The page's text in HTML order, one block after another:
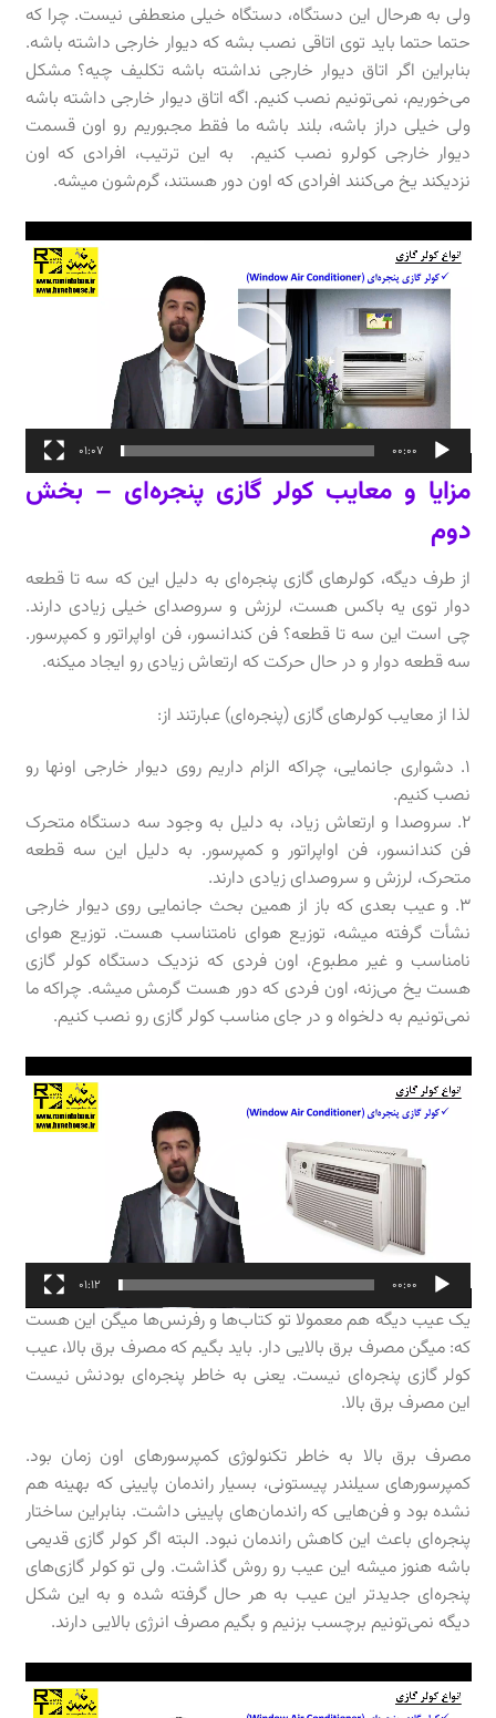
ولی به هرحال این دستگاه، دستگاه خیلی منعطفی نیست. چرا که
حتما حتما باید توی اتاقی نصب بشه که دیوار خارجی داشته باشه.
بنابراین اگر اتاق دیوار خارجی نداشته باشه تکلیف چیه؟ مشکل
می‌خوریم، نمی‌تونیم نصب کنیم. اگه اتاق دیوار خارجی داشته باشه
ولی خیلی دراز باشه، بلند باشه ما فقط مجبوریم رو اون قسمت
دیوار خارجی کولرو نصب کنیم. به این ترتیب، افرادی که اون
نزدیکند یخ می‌کنند افرادی که اون دور هستند، گرم‌شون میشه.
نمایشگر
ویدیو
00:00
01:07
مزایا و معایب کولر گازی پنجره‌ای – بخش
دوم
از طرف دیگه، کولرهای گازی پنجره‌ای به دلیل این که سه تا قطعه
دوار توی یه باکس هست، لرزش و سروصدای خیلی زیادی دارند.
چی است این سه تا قطعه؟ فن کندانسور، فن اواپراتور و کمپرسور.
سه قطعه دوار و در حال حرکت که ارتعاش زیادی رو ایجاد میکنه.
لذا از معایب کولرهای گازی (پنجره‌ای) عبارتند از:
۱. دشواری جانمایی، چراکه الزام داریم روی دیوار خارجی اونها رو
نصب کنیم.
۲. سروصدا و ارتعاش زیاد، به دلیل به وجود سه دستگاه متحرک
فن کندانسور، فن اواپراتور و کمپرسور. به دلیل این سه قطعه
متحرک، لرزش و سروصدای زیادی دارند.
3. و عیب بعدی که باز از همین بحث جانمایی روی دیوار خارجی
نشأت گرفته میشه، توزیع هوای نامتناسب هست. توزیع هوای
نامناسب و غیر مطبوع، اون فردی که نزدیک دستگاه کولر گازی
هست یخ می‌زنه، اون فردی که دور هست گرمش میشه. چراکه ما
نمی‌تونیم به دلخواه و در جای مناسب کولر گازی رو نصب کنیم.
نمایشگر
ویدیو
00:00
01:12
يک عيب دیگه هم معمولا تو کتاب‌ها و رفرنس‌ها ميگن این هست
که: ميگن مصرف برق بالایی دار. باید بگیم که مصرف برق بالا، عیب
کولر گازی پنجره‌ای نیست. یعنی به خاطر پنجره‌ای بودنش نیست
این مصرف برق بالا.
مصرف برق بالا به خاطر تکنولوژی کمپرسورهای اون زمان بود.
کمپرسورهای سیلندر پیستونی، بسیار راندمان پایینی که بهینه هم
نشده بود و فن‌هایی که راندمان‌های پایینی داشت. بنابراین ساختار
پنجره‌ای باعث این کاهش راندمان نبود. البته اگر کولر گازی قدیمی
باشه هنوز میشه این عیب رو روش گذاشت. ولی تو کولر گازی‌های
پنجره‌ای جدیدتر این عیب به هر حال گرفته شده و به این شکل
دیگه نمی‌تونیم برچسب بزنیم و بگیم مصرف انرژی بالایی دارند.
نمایشگر
ویدیو